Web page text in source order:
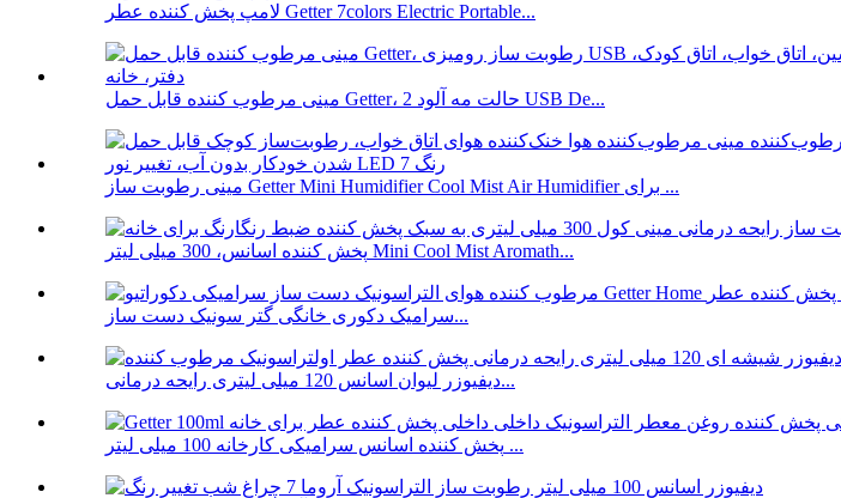
لامپ پخش کننده عطر Getter 7colors Electric Portable...
مینی مرطوب کننده قابل حمل Getter، 2 حالت مه آلود USB De...
مینی رطوبت ساز Getter Mini Humidifier Cool Mist Air Humidifier برای ...
پخش کننده اسانس، 300 میلی لیتر Mini Cool Mist Aromath...
سرامیک دکوری خانگی گتر سونیک دست ساز...
دیفیوزر لیوان اسانس 120 میلی لیتری رایحه درمانی...
پخش کننده اسانس سرامیکی کارخانه 100 میلی لیتر ...